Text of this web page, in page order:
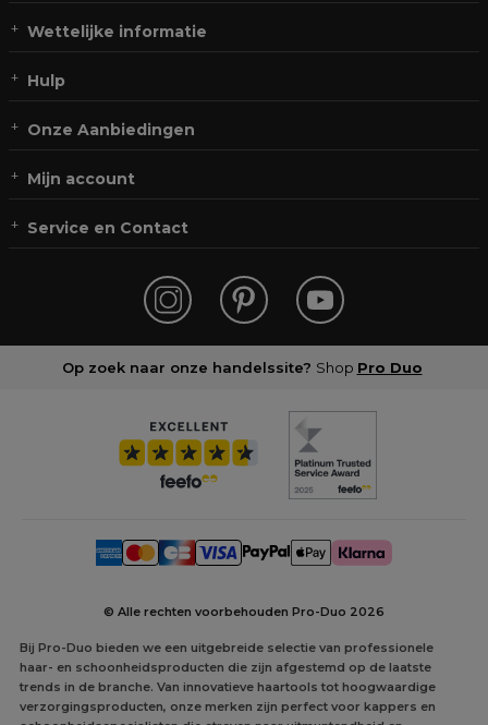
Wettelijke informatie
Hulp
Onze Aanbiedingen
Mijn account
Service en Contact
Op zoek naar onze handelssite? Shop Pro Duo
© Alle rechten voorbehouden Pro-Duo 2026
Bij Pro-Duo bieden we een uitgebreide selectie van professionele
haar- en schoonheidsproducten die zijn afgestemd op de laatste
trends in de branche. Van innovatieve haartools tot hoogwaardige
verzorgingsproducten, onze merken zijn perfect voor kappers en